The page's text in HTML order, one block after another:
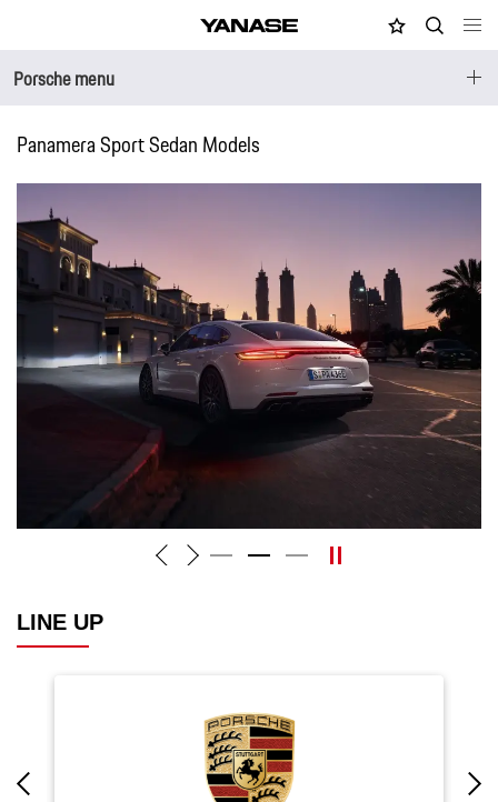
YANASE MY店舗検索
Porsche menu
Panamera Sport Sedan Models
LINE UP